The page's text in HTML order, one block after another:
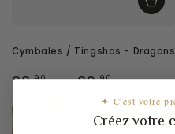
Cymbales / Tingshas - Dragons
Prix
38,90 € 89,90 €
✦ C'est votre
Créez votre